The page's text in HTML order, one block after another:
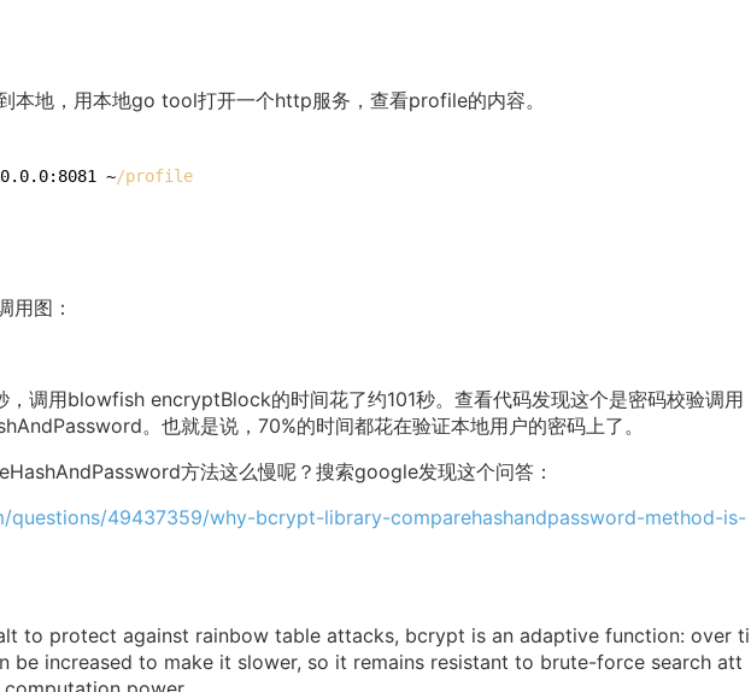
本地，用本地go tool打开一个http服务，查看profile的内容。
~
用图：
调用blowfish encryptBlock的时间花了约101秒。查看代码发现这个是密码校验调用
。也就是说，70%的时间都花在验证本地用户的密码上了。
方法这么慢呢？搜索google发现这个问答：
questions/49437359/why-bcrypt-library-comparehashandpassword-method-is-
to protect against rainbow table attacks, bcrypt is an adaptive function: over ti
be increased to make it slower, so it remains resistant to brute-force search att